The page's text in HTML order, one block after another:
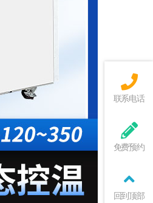
联系电话
免费预约
回到顶部